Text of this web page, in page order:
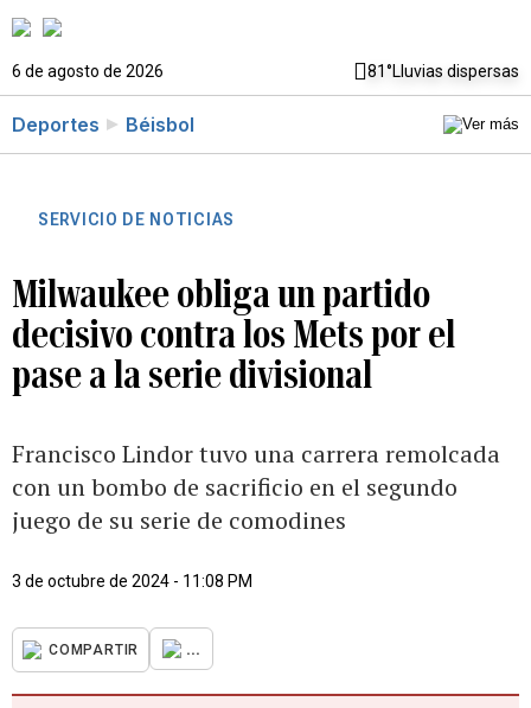
6 de agosto de 2026 81°Lluvias dispersas
Deportes Béisbol
SERVICIO DE NOTICIAS
Milwaukee obliga un partido
decisivo contra los Mets por el
pase a la serie divisional
Francisco Lindor tuvo una carrera remolcada
con un bombo de sacrificio en el segundo
juego de su serie de comodines
3 de octubre de 2024 - 11:08 PM
COMPARTIR ...